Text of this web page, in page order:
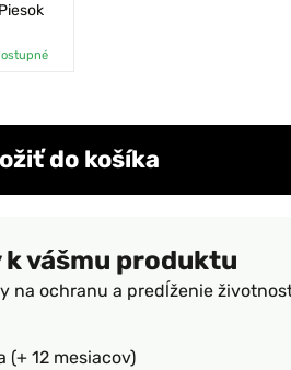
Piesok
do košíka
k vášmu produktu
na ochranu a predĺženie
(+ 12 mesiacov)